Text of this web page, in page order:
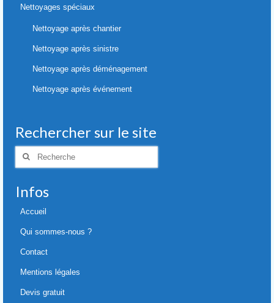
Nettoyages spéciaux
Nettoyage après chantier
Nettoyage après sinistre
Nettoyage après déménagement
Nettoyage après événement
Rechercher sur le site
Rechercher
Infos
Accueil
Qui sommes-nous ?
Contact
Mentions légales
Devis gratuit